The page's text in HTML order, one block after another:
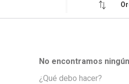
No encontramos
¿Qué debo hacer?